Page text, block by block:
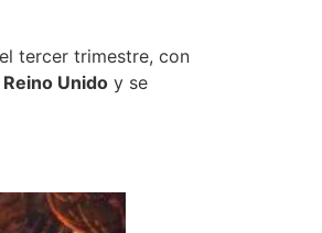
tercer trimestre, con
Reino Unido y se